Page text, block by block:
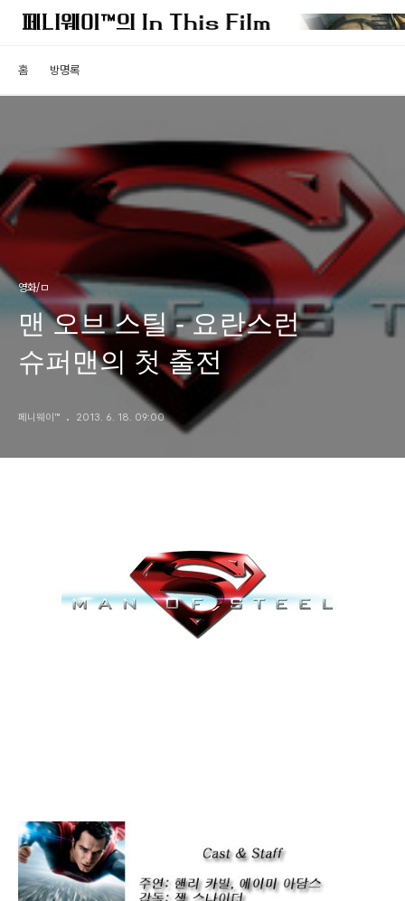
홈 방명록
영화/ㅁ
맨 오브 스틸 - 요란스런
슈퍼맨의 첫 출전
페니웨이™ 2013. 6. 18. 09:00